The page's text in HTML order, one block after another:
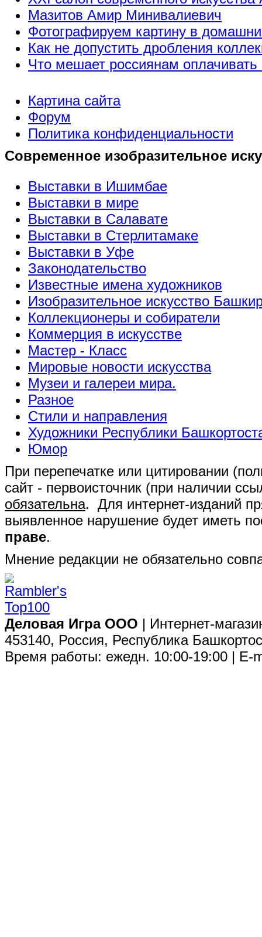
Мазитов Амир Минивалиевич
Фотографируем картину в
Как не допустить дробления
Что мешает россиянам
Картина сайта
Форум
Политика конфиденциальности
Современное изобразительное
Выставки в Ишимбае
Выставки в мире
Выставки в Салавате
Выставки в Стерлитамаке
Выставки в Уфе
Законодательство
Известные имена художников
Изобразительное искусство
Коллекционеры и собиратели
Коммерция в искусстве
Мастер - Класс
Мировые новости искусства
Музеи и галереи мира.
Разное
Стили и направления
Художники Республики
Юмор
При перепечатке или цитировании
сайт - первоисточник (при наличии
обязательна. Для интернет-изданий
выявленное нарушение будет иметь
праве.
Мнение редакции не обязательно
Деловая Игра ООО | Интернет-
453140, Россия, Республика
Время работы: ежедн. 10:00-19:00 | E-